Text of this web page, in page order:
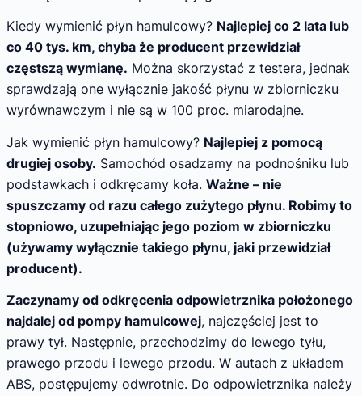
Kiedy wymienić płyn hamulcowy? Najlepiej co 2 lata lub
co 40 tys. km, chyba że producent przewidział
częstszą wymianę. Można skorzystać z testera, jednak
sprawdzają one wyłącznie jakość płynu w zbiorniczku
wyrównawczym i nie są w 100 proc. miarodajne.
Jak wymienić płyn hamulcowy? Najlepiej z pomocą
drugiej osoby. Samochód osadzamy na podnośniku lub
podstawkach i odkręcamy koła. Ważne – nie
spuszczamy od razu całego zużytego płynu. Robimy to
stopniowo, uzupełniając jego poziom w zbiorniczku
(używamy wyłącznie takiego płynu, jaki przewidział
producent).
Zaczynamy od odkręcenia odpowietrznika położonego
najdalej od pompy hamulcowej, najczęściej jest to
prawy tył. Następnie, przechodzimy do lewego tyłu,
prawego przodu i lewego przodu. W autach z układem
ABS, postępujemy odwrotnie. Do odpowietrznika należy